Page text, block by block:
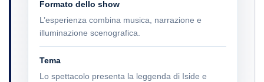
Formato dello show
L’esperienza combina musica, narrazione e
illuminazione scenografica.
Tema
Lo spettacolo presenta la leggenda di Iside e